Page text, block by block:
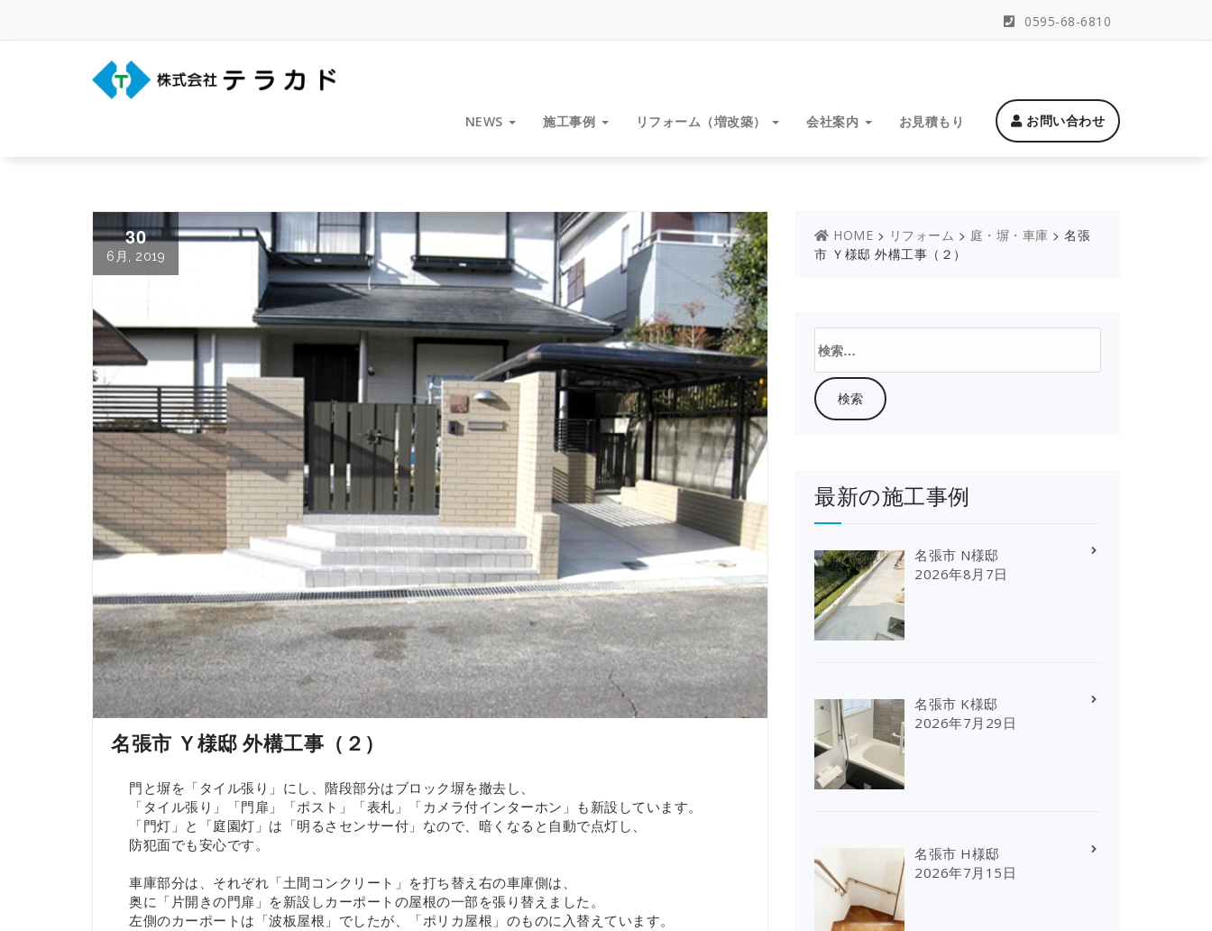
content
0595-68-6810
三重県名張市の建築事務所
NEWS 施工事例 リフォーム（増改築） 会社案内 お見積もり お問い合わせ
30
6月, 2019
名張市 Ｙ様邸 外構工事（２）
門と塀を「タイル張り」にし、階段部分はブロック塀を撤去し、
「タイル張り」「門扉」「ポスト」「表札」「カメラ付インターホン」も新設しています。
「門灯」と「庭園灯」は「明るさセンサー付」なので、暗くなると自動で点灯し、
防犯面でも安心です。
車庫部分は、それぞれ「土間コンクリート」を打ち替え右の車庫側は、
奥に「片開きの門扉」を新設しカーポートの屋根の一部を張り替えました。
左側のカーポートは「波板屋根」でしたが、「ポリカ屋根」のものに入替えています。
HOME > リフォーム > 庭・塀・車庫 > 名張
市 Ｙ様邸 外構工事（２）
索:
最新の施工事例
名張市 N様邸
2026年8月7日
名張市 K様邸
2026年7月29日
名張市 H様邸
2026年7月15日